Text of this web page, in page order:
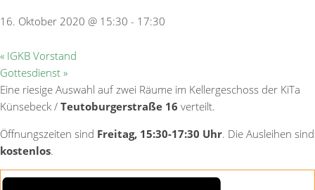
16. Oktober 2020 @ 15:30 - 17:30
« IGKB Vorstand
Gottesdienst »
Eine riesige Auswahl auf zwei Räume im Kellergeschoss der KiTa
Künsebeck / Teutoburgerstraße 16 verteilt.
Öffnungszeiten sind Freitag, 15:30-17:30 Uhr. Die Ausleihen sind
kostenlos.